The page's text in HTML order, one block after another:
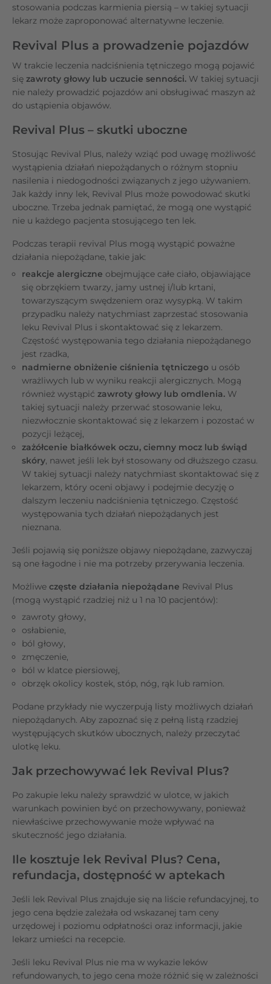
stosowania podczas karmienia piersią – w takiej sytuacji
lekarz może zaproponować alternatywne leczenie.
Revival Plus a prowadzenie pojazdów
W trakcie leczenia nadciśnienia tętniczego mogą pojawić
się zawroty głowy lub uczucie senności. W takiej sytuacji
nie należy prowadzić pojazdów ani obsługiwać maszyn aż
do ustąpienia objawów.
Revival Plus – skutki uboczne
Stosując Revival Plus, należy wziąć pod uwagę możliwość
wystąpienia działań niepożądanych o różnym stopniu
nasilenia i niedogodności związanych z jego używaniem.
Jak każdy inny lek, Revival Plus może powodować skutki
uboczne. Trzeba jednak pamiętać, że mogą one wystąpić
nie u każdego pacjenta stosującego ten lek.
Podczas terapii revival Plus mogą wystąpić poważne
działania niepożądane, takie jak:
reakcje alergiczne obejmujące całe ciało, objawiające
się obrzękiem twarzy, jamy ustnej i/lub krtani,
towarzyszącym swędzeniem oraz wysypką. W takim
przypadku należy natychmiast zaprzestać stosowania
leku Revival Plus i skontaktować się z lekarzem.
Częstość występowania tego działania niepożądanego
jest rzadka,
nadmierne obniżenie ciśnienia tętniczego u osób
wrażliwych lub w wyniku reakcji alergicznych. Mogą
również wystąpić zawroty głowy lub omdlenia. W
takiej sytuacji należy przerwać stosowanie leku,
niezwłocznie skontaktować się z lekarzem i pozostać w
pozycji leżącej,
zażółcenie białkówek oczu, ciemny mocz lub świąd
skóry, nawet jeśli lek był stosowany od dłuższego czasu.
W takiej sytuacji należy natychmiast skontaktować się z
lekarzem, który oceni objawy i podejmie decyzję o
dalszym leczeniu nadciśnienia tętniczego. Częstość
występowania tych działań niepożądanych jest
nieznana.
Jeśli pojawią się poniższe objawy niepożądane, zazwyczaj
są one łagodne i nie ma potrzeby przerywania leczenia.
Możliwe częste działania niepożądane Revival Plus
(mogą wystąpić rzadziej niż u 1 na 10 pacjentów):
zawroty głowy,
osłabienie,
ból głowy,
zmęczenie,
ból w klatce piersiowej,
obrzęk okolicy kostek, stóp, nóg, rąk lub ramion.
Podane przykłady nie wyczerpują listy możliwych działań
niepożądanych. Aby zapoznać się z pełną listą rzadziej
występujących skutków ubocznych, należy przeczytać
ulotkę leku.
Jak przechowywać lek Revival Plus?
Po zakupie leku należy sprawdzić w ulotce, w jakich
warunkach powinien być on przechowywany, ponieważ
niewłaściwe przechowywanie może wpływać na
skuteczność jego działania.
Ile kosztuje lek Revival Plus? Cena,
refundacja, dostępność w aptekach
Jeśli lek Revival Plus znajduje się na liście refundacyjnej, to
jego cena będzie zależała od wskazanej tam ceny
urzędowej i poziomu odpłatności oraz informacji, jakie
lekarz umieści na recepcie.
Jeśli leku Revival Plus nie ma w wykazie leków
refundowanych, to jego cena może różnić się w zależności